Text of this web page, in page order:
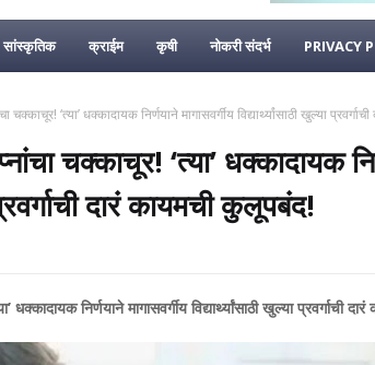
सांस्कृतिक क्राईम कृषी नोकरी संदर्भ PRIVACY
चक्काचूर! ‘त्या’ धक्कादायक निर्णयाने मागासवर्गीय विद्यार्थ्यांसाठी खुल्या
चक्काचूर! ‘त्या’ धक्कादायक
दारं कायमची कुलूपबंद!
धक्कादायक निर्णयाने मागासवर्गीय विद्यार्थ्यांसाठी खुल्या प्रवर्गाची